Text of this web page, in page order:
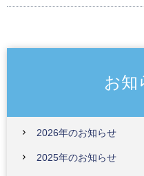
お知
2026年のお知らせ
2025年のお知らせ